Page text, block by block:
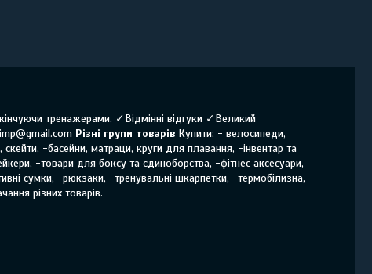
тренажерами. ✓Відмінні відгуки ✓Великий
Різні групи товарів Купити: - велосипеди,
-басейни, матраци, круги для плавання, -інвентар та
-товари для боксу та єдиноборства, -фітнес аксесуари,
сумки, -рюкзаки, -тренувальні шкарпетки, -термобілизна,
різних товарів.